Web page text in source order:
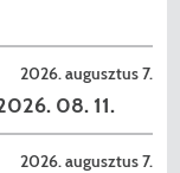
2026. augusztus 7.
08. 11.
2026. augusztus 7.